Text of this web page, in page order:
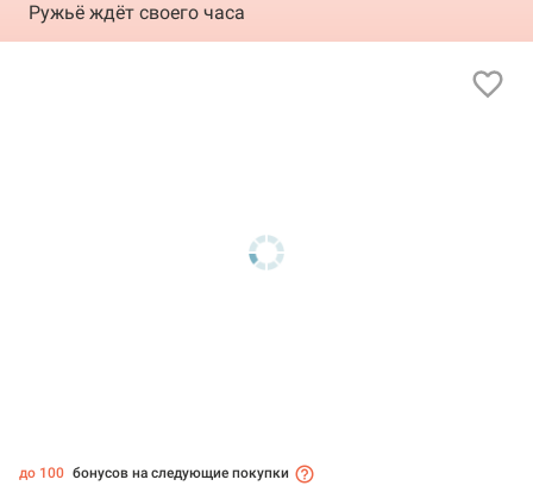
Ружьё ждёт своего часа
до 100 бонусов на следующие покупки